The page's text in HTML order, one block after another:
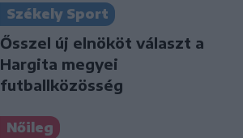
Székely Sport
Ősszel új elnököt választ a
Hargita megyei
futballközösség
Nőileg